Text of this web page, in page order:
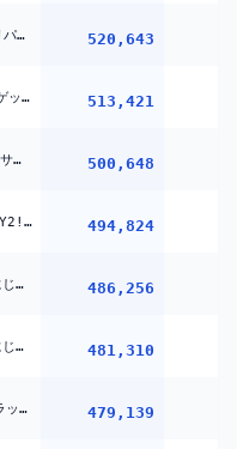
【#V最弱マリパ決定戦】Vマリパ最弱⁉な4人で決定戦マリパ‼?【ホロライブ/さくらみこ】 520,643
【ホロドリ】ホロメン全員☆5ゲットのホロライブドリーム達成を目指すエリートに俺はなる【ホロライブ/さくらみこ】 513,421
【同時視聴】ワールドカップ サッカー日本代表 vs ブラジル戦 ヴィヴィちゃんとオフコラボで応援！！ぺこ！【ホロライブ/兎田ぺこら】 500,648
【#ホロ金策サバイバル2】DAY2!金策マイクラやるしゅばあああああああああああああああああああああああああああああああああああ!!!!!!：MINECRAFT【ホロライブ/大空スバル】 494,824
【#にじシャドバ杯 Day2】にじさんじシャドバ杯2026 トーナメント戦 486,256
【#にじシャドバ杯 Day1】にじさんじシャドバ杯2026 リーグ戦 481,310
【SAO EoA】初見 アインクラッド旅 【デスモード+最高難易度 ネタバレ注意】 479,139